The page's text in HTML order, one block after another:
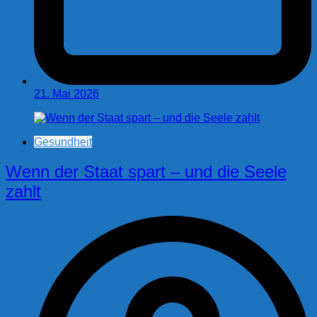
21. Mai 2026
Gesundheit
Wenn der Staat spart – und die Seele
zahlt